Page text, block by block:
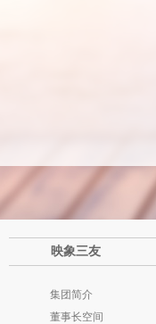
映象三友
集团简介
董事长空间